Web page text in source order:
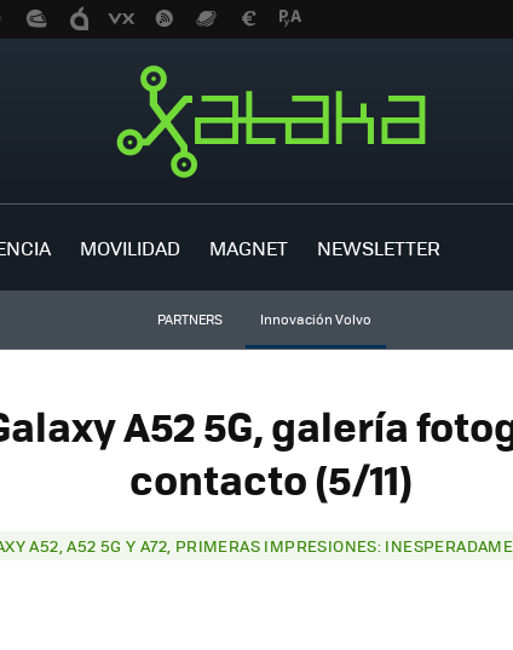
MOVILIDAD MAGNET NEWSLETTER
PARTNERS Innovación Volvo
A52 5G, galería
contacto (5/11)
A52, A52 5G Y A72, PRIMERAS IMPRESIONES: